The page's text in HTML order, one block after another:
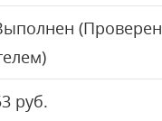
(Проверен
руб.